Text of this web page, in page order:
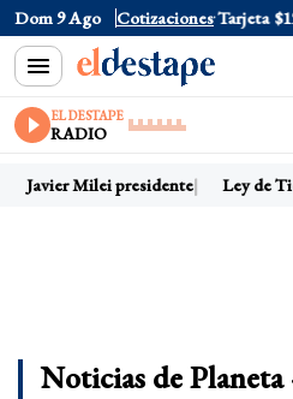
Dom 9 Ago Cotizaciones
$1520 Dólar Tarjeta $1976
EL DESTAPE
RADIO
Javier Milei presidente Ley de
Noticias de Planeta